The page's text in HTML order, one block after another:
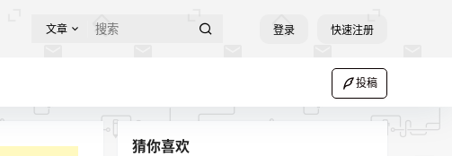
文章 登录 快速注册
投稿
猜你喜欢